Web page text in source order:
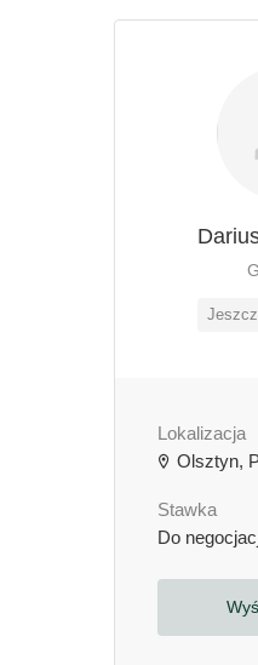
Lokalizacja
Olsztyn,
Stawka
Do